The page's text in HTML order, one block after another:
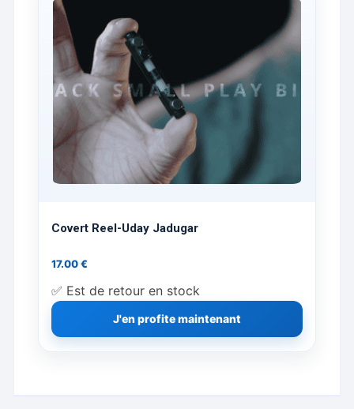
Covert Reel-Uday Jadugar
17.00€
✅ Est de retour en stock
J'en profite maintenant